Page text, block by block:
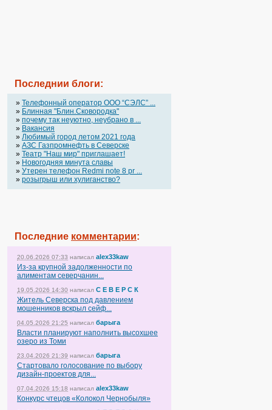
Последнии блоги:
» Телефонный оператор OOO “СЭЛС” ...
» Блинная "Блин.Сковородка"
» почему так неуютно, неубрано в ...
» Вакансия
» Любимый город летом 2021 года
» АЗС Газпромнефть в Северске
» Театр "Наш мир" приглашает!
» Новогодняя минута славы
» Утерен телефон Redmi note 8 pr ...
» розыгрыш или хулиганство?
Последние комментарии:
20.06.2026 07:33 написал alex33kaw
Из-за крупной задолженности по
алиментам северчанин...
19.05.2026 14:30 написал С Е В Е Р С К
Житель Северска под давлением
мошенников вскрыл сейф...
04.05.2026 21:25 написал барыга
Власти планируют наполнить высохшее
озеро из Томи
23.04.2026 21:39 написал барыга
Стартовало голосование по выбору
дизайн-проектов для...
07.04.2026 15:18 написал alex33kaw
Конкурс чтецов «Колокол Чернобыля»